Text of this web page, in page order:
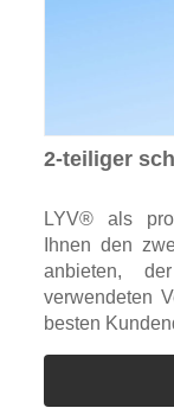
2-teiliger
LYV® als
Ihnen den
anbieten,
verwendeten
besten